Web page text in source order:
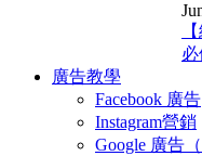
廣告教學
Facebook 廣告
Instagram營銷
Google 廣告（